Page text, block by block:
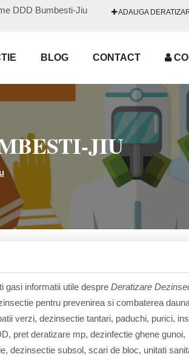
DDD Bumbesti-Jiu ADAUGA
BLOG CONTACT
JIU
gasi informatii utile despre Deratizare
pentru prevenirea si combaterea
verzi, dezinsectie tantari, paduchi, purici,
pret deratizare mp, dezinfectie ghene gunoi,
dezinsectie subsol, scari de bloc, unitati